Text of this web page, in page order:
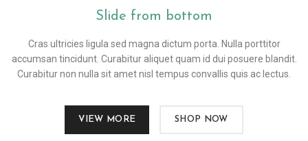
Slide from bottom
Cras ultricies ligula sed magna dictum porta. Nulla porttitor
accumsan tincidunt. Curabitur aliquet quam id dui posuere blandit.
Curabitur non nulla sit amet nisl tempus convallis quis ac lectus.
VIEW MORE SHOP NOW